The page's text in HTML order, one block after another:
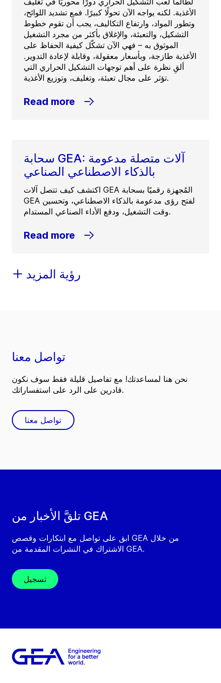
الأغذية. لكنه يواجه الآن تحولًا كبيرًا. فمع تشديد اللوائح،
وتطور المواد، وارتفاع التكاليف، يجب أن تقوم خطوط
التشكيل، والتعبئة، والإغلاق بأكثر من مجرد التشغيل
الموثوق به – فهي الآن تشكّل كيفية الحفاظ على
الأغذية طازجة، وبأسعار معقولة، وقابلة لإعادة التدوير.
ألقِ نظرة على أهم توجهات التشكيل الحراري التي
تؤثر على مجال تعبئة، وتغليف، وتوزيع الأغذية.
Read more
سحابة GEA: آلات متصلة مدعومة
بالذكاء الاصطناعي الصناعي
اكتشف كيف تتصل آلات GEA المُجهزة رقميًا بسحابة
GEA لفتح رؤى مدعومة بالذكاء الاصطناعي، وتحسين
وقت التشغيل، ودفع الأداء الصناعي المستدام.
Read more
رؤية المزيد
تلقَّ الأخبار من GEA
ابق على تواصل مع ابتكارات وقصص GEA من خلال
الاشتراك في النشرات المقدمة من GEA.
تسجيل
تواصل معنا
نحن هنا لمساعدتك! مع تفاصيل قليلة فقط سوف نكون
قادرين على الرد على استفساراتك.
تواصل معنا